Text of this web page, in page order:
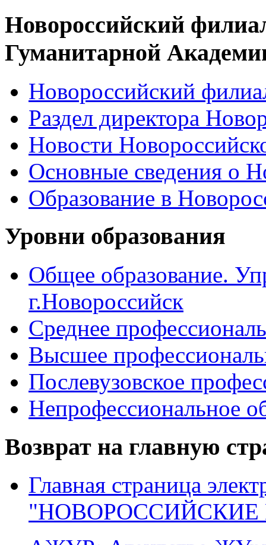
Новороссийский
Гуманитарной
Новороссийский
Раздел директора
Новости
Основные сведения о
Образование в
Уровни образования
Общее образование.
г.Новороссийск
Среднее
Высшее
Послевузовское
Непрофессиональное
Возврат на главную
Главная страница
"НОВОРОССИЙСКИЕ